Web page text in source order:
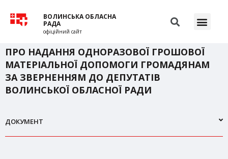
ВОЛИНСЬКА ОБЛАСНА
РАДА
офіційний сайт
ПРО НАДАННЯ ОДНОРАЗОВОЇ ГРОШОВОЇ
МАТЕРІАЛЬНОЇ ДОПОМОГИ ГРОМАДЯНАМ
ЗА ЗВЕРНЕННЯМ ДО ДЕПУТАТІВ
ВОЛИНСЬКОЇ ОБЛАСНОЇ РАДИ
ДОКУМЕНТ